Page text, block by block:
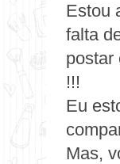
Estou
falta
postar
!!!
Eu
Mas,